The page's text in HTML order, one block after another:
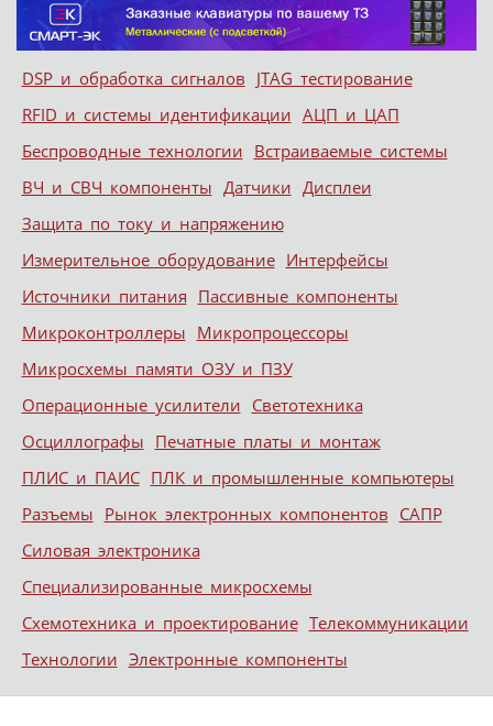
Меню
Skip to content
DSP и обработка сигналов JTAG тестирование
RFID и системы идентификации АЦП и ЦАП
Беспроводные технологии Встраиваемые системы
ВЧ и СВЧ компоненты Датчики Дисплеи
Защита по току и напряжению
Измерительное оборудование Интерфейсы
Источники питания Пассивные компоненты
Микроконтроллеры Микропроцессоры
Микросхемы памяти ОЗУ и ПЗУ
Операционные усилители Светотехника
Осциллографы Печатные платы и монтаж
ПЛИС и ПАИС ПЛК и промышленные компьютеры
Разъемы Рынок электронных компонентов САПР
Силовая электроника
Специализированные микросхемы
Схемотехника и проектирование Телекоммуникации
Технологии Электронные компоненты